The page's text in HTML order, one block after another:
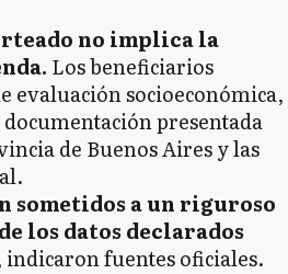
no implica la
Los beneficiarios
evaluación socioeconómica,
presentada
de Buenos Aires y las
sometidos a un riguroso
los datos declarados
indicaron fuentes oficiales.